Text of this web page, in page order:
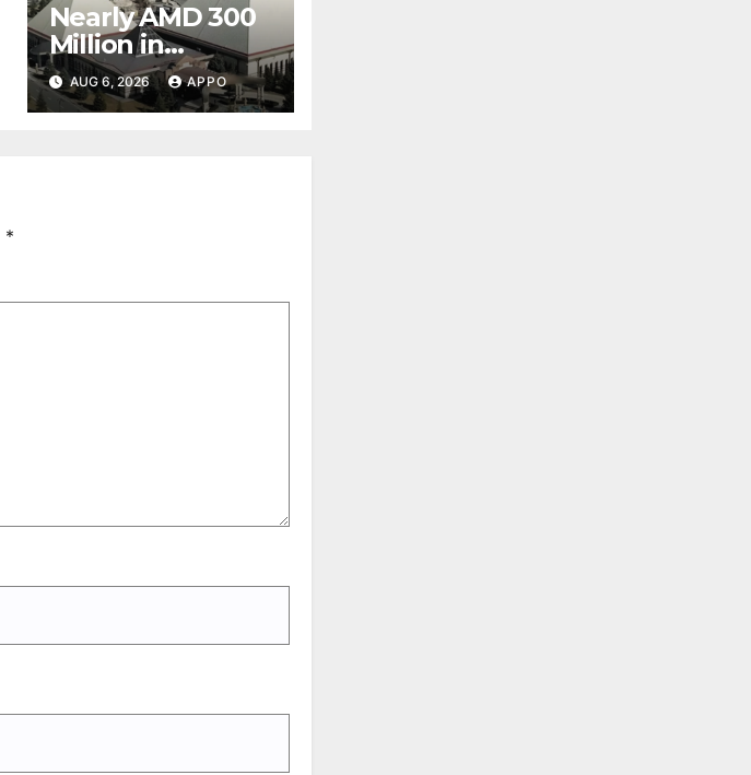
Nearly AMD 300
Million in
Undeclared
Turnover
AUG 6, 2026 APPO
*